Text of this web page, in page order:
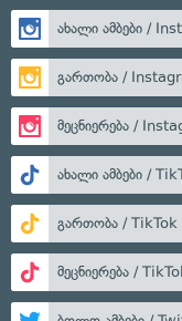
ახალი ამბები /
გართობა /
მეცნიერება /
ახალი ამბები /
გართობა / TikTok
მეცნიერება /